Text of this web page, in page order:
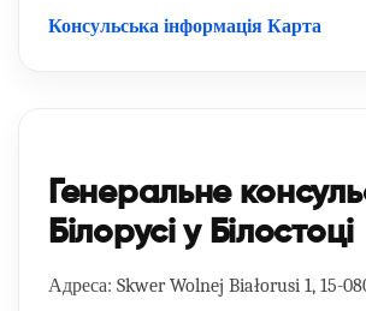
Консульська інформація Карта
Генеральне
Білорусі у Білостоці
Адреса: Skwer Wolnej Białorusi 1, 15-